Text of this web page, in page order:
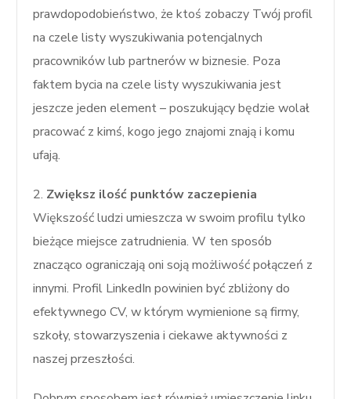
prawdopodobieństwo, że ktoś zobaczy Twój profil
na czele listy wyszukiwania potencjalnych
pracowników lub partnerów w biznesie. Poza
faktem bycia na czele listy wyszukiwania jest
jeszcze jeden element – poszukujący będzie wolał
pracować z kimś, kogo jego znajomi znają i komu
ufają.
2. Zwiększ ilość punktów zaczepienia
Większość ludzi umieszcza w swoim profilu tylko
bieżące miejsce zatrudnienia. W ten sposób
znacząco ograniczają oni soją możliwość połączeń z
innymi. Profil LinkedIn powinien być zbliżony do
efektywnego CV, w którym wymienione są firmy,
szkoły, stowarzyszenia i ciekawe aktywności z
naszej przeszłości.